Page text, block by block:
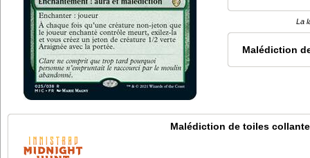
La
Malédiction
Malédiction de toiles